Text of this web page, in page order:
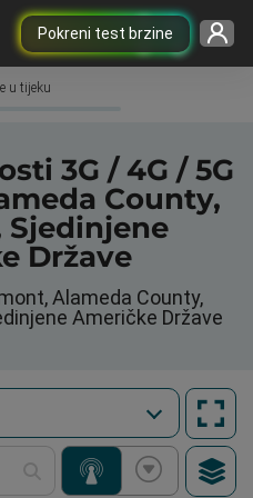
Pokreni test brzine
u tijeku
3G / 4G / 5G
County,
Sjedinjene
Države
Alameda County,
Američke Države